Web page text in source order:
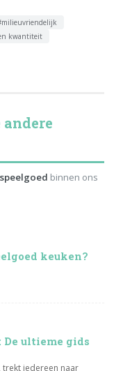
kwantiteit
binnen ons
keuken?
De ultieme gids
iedereen naar